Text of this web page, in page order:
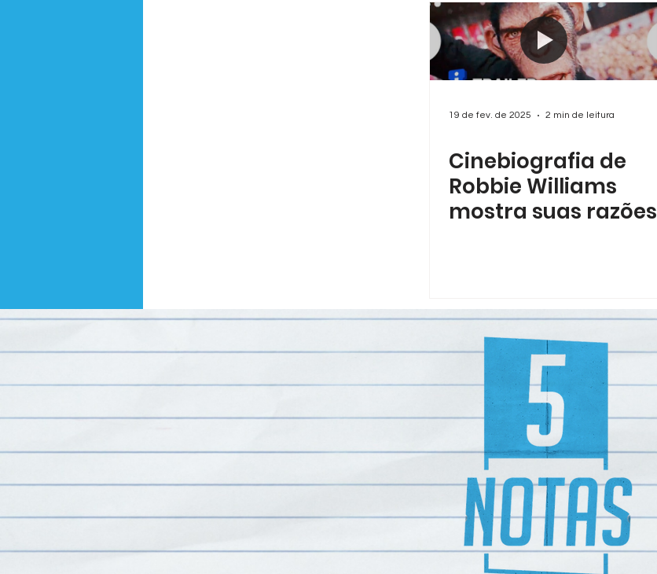
19 de fev. de 2025 2 min de leitura
Cinebiografia de
Robbie Williams
mostra suas razões